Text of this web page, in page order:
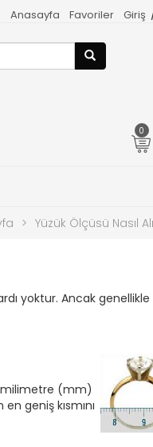
Giriş
Favoriler
Anasayfa
0
> Yüzük Ölçüsü Nasıl
yoktur. Ancak genellikle
milimetre (mm)
geniş kısmını